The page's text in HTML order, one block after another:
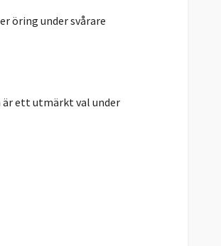
öring under svårare
ett utmärkt val under